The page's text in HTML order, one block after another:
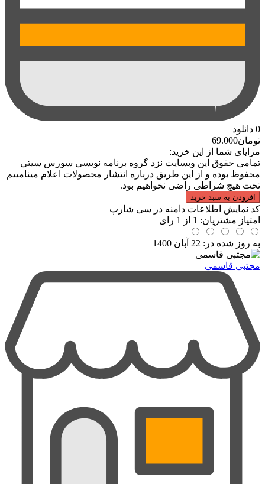
0 دانلود
تومان69.000
مزایای شما از این خرید:
تمامی حقوق این وبسایت نزد گروه برنامه نویسی سورس سیتی
محفوظ بوده و از این طریق درباره انتشار محصولات اعلام مینامییم
تحت هیچ شراطی راضی نخواهیم بود.
افزودن به سبد خرید
کد نمایش اطلاعات دامنه در سی شارپ
امتیاز مشتریان: 1 از 1 رای
به روز شده در: 22 آبان 1400
مجتبی قاسمی